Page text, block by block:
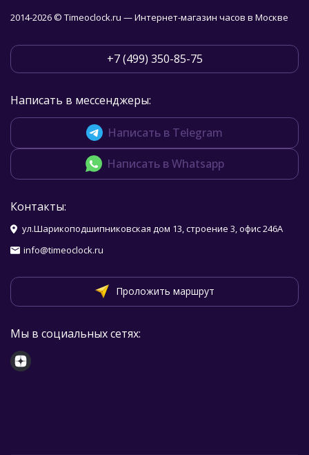
2014-2026 © Timeoclock.ru — Интернет-магазин часов в Москве
+7 (499) 350-85-75
Написать в мессенджеры:
Написать в Telegram
Написать в Whatsapp
Контакты:
ул.Шарикоподшипниковская дом 13, строение 3, офис 246А
info@timeoclock.ru
Проложить маршрут
Мы в социальных сетях: